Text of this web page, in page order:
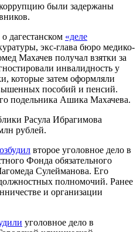
были задержаны
дагестанском «деле
экс-глава бюро медико-
Махачев получал взятки за
инвалидность у
которые затем оформляли
пособий и пенсий.
подельника Ашика Махачева.
Расула Ибрагимова
рублей.
второе уголовное дело в
Фонда обязательного
Сулейманова. Его
полномочий. Ранее
и организации
уголовное дело в